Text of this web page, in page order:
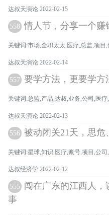
达叔天演论 2022-02-15
558 情人节，分享一个赚
关键词:市场,全职太太,医疗,总监,项目
达叔天演论 2022-02-14
557 要学方法，更要学方
关键词:总监,产品,达叔,业务,公司,医
达叔天演论 2022-02-13
556 被动闭关21天，思危
关键词:星球,知识,医疗,账号,项目,公
达叔经济学 2022-02-12
555
闯在广东的江西人，
事